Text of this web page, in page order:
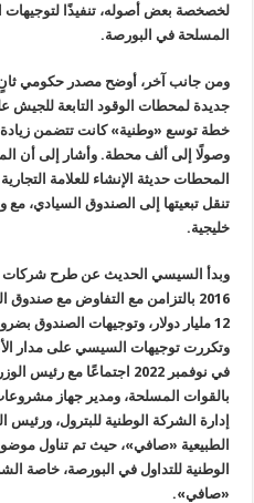
لخصخصة بعض أصوله، تنفيذًا
المسلحة في البورصة.
ومن جانب آخر، أوضح مصدر حكومي
جديدة لمحطات الوقود التابعة للجيش
وصولًا إلى ألف محطة. وأشار إلى أن
المحطات حديثة الإنشاء للعلامة
تنقل تبعيتها إلى الصندوق
خليجية.
وبدأ السيسي الحديث عن طرح شركات
2016 بالتزامن مع التفاوض مع
12 مليار دولار، وتوجيهات الصندوق
وتكررت توجيهات السيسي على مدار
في نوفمبر 2022 اجتماعًا مع
بالقوات المسلحة، ومدير جهاز
إدارة الشركة الوطنية للبترول، ورئيس
الطبيعية «صافي»، حيث تم تناول
الوطنية للتداول في البورصة، خاصة
«صافي».